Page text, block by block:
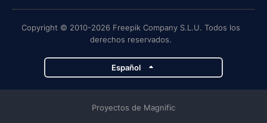
Copyright © 2010-2026 Freepik Company S.L.U. Todos los
derechos reservados.
Español
Proyectos de Magnific